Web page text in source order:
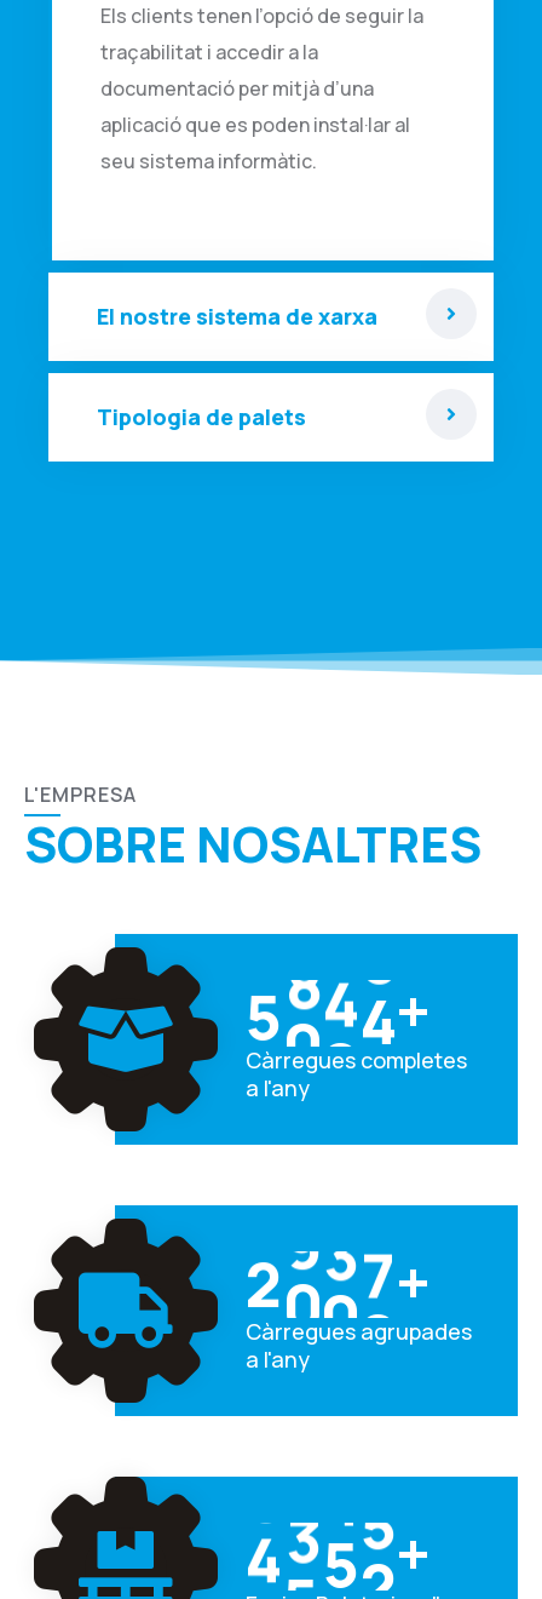
Els clients tenen l’opció de seguir la
traçabilitat i accedir a la
documentació per mitjà d’una
aplicació que es poden instal·lar al
seu sistema informàtic.
El nostre sistema de xarxa
Tipologia de palets
L'EMPRESA
SOBRE NOSALTRES
5000+
Càrregues completes
a l'any
2000+
Càrregues agrupades
a l'any
4500+